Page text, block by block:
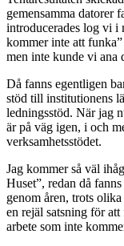
gemensamma datorer
introducerades log vi i
kommer inte att
men inte kunde vi ana
Då fanns egentligen
stöd till institutionens
ledningsstöd. När jag
är på väg igen, i och
verksamhetsstödet.
Jag kommer så väl
Huset”, redan då
genom åren, trots
en rejäl satsning för
arbete som inte